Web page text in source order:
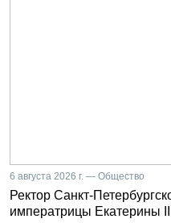
6 августа 2026 г. — Общество
Ректор Санкт-
императрицы Екатерины